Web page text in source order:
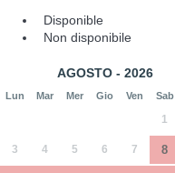
Disponible
Non disponibile
AGOSTO - 2026
Lun Mar Mer Gio Ven Sab
1
3 4 5 6 7 8